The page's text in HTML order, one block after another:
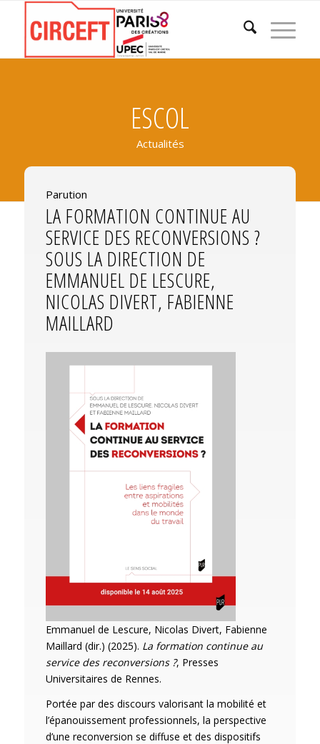
ESCOL
Actualités
Parution
LA FORMATION CONTINUE AU
SERVICE DES RECONVERSIONS ?
SOUS LA DIRECTION DE
EMMANUEL DE LESCURE,
NICOLAS DIVERT, FABIENNE
MAILLARD
Emmanuel de Lescure, Nicolas Divert, Fabienne
Maillard (dir.) (2025). La formation continue au
service des reconversions ?, Presses
Universitaires de Rennes.
Portée par des discours valorisant la mobilité et
l’épanouissement professionnels, la perspective
d’une reconversion se diffuse et des dispositifs